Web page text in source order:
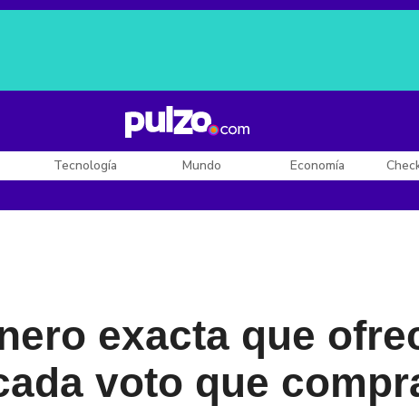
Posesión de De la Espriella
Tecnología Mundo Economía
exacta que
voto que